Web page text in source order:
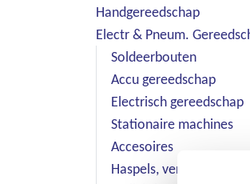
Handgereedschap
Electr & Pneum.
Soldeerbouten
Accu gereedschap
Electrisch gereedschap
Stationaire machines
Accesoires
Haspels, verlengsnoeren